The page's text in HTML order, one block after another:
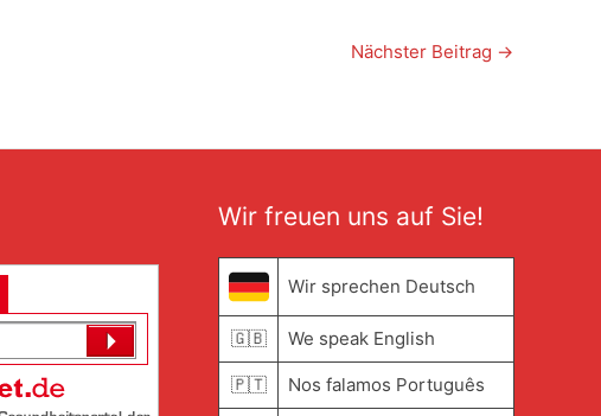
Nächster Beitrag →
Wir freuen uns auf Sie!
Wir sprechen Deutsch
🇬🇧 We speak English
🇵🇹 Nos falamos Português